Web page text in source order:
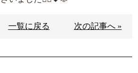
一覧に戻る 次の記事へ »